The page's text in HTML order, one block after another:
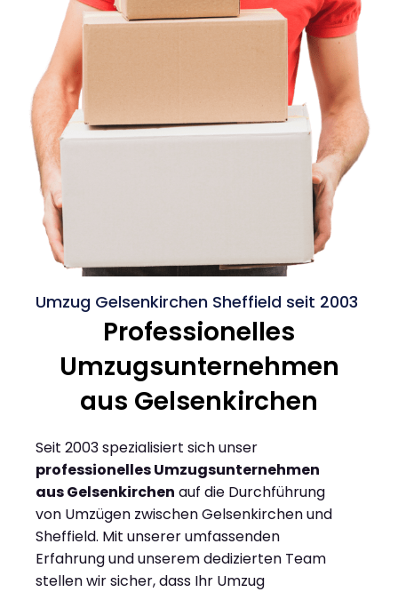
Umzug Gelsenkirchen Sheffield seit 2003
Professionelles
Umzugsunternehmen
aus Gelsenkirchen
Seit 2003 spezialisiert sich unser
professionelles Umzugsunternehmen
aus Gelsenkirchen auf die Durchführung
von Umzügen zwischen Gelsenkirchen und
Sheffield. Mit unserer umfassenden
Erfahrung und unserem dedizierten Team
stellen wir sicher, dass Ihr Umzug